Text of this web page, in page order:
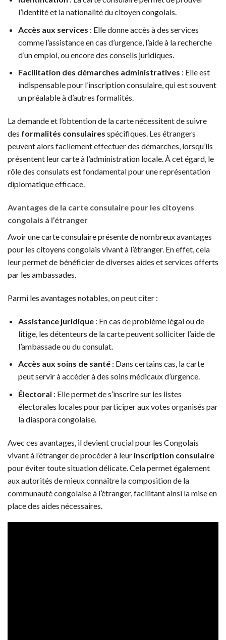
l’identité et la nationalité du citoyen congolais.
Accès aux services : Elle donne accès à des services
comme l’assistance en cas d’urgence, l’aide à la recherche
d’un emploi, ou encore des conseils juridiques.
Facilitation des démarches administratives : Elle est
indispensable pour l’inscription consulaire, qui est souvent
un préalable à d’autres formalités.
La demande et l’obtention de la carte nécessitent de suivre
des formalités consulaires spécifiques. Les étrangers
peuvent alors facilement effectuer des démarches, lorsqu’ils
présentent leur carte à l’administration locale. À cet égard, le
rôle des consulats est fondamental pour une représentation
diplomatique efficace.
Avantages de la carte consulaire pour les citoyens
congolais à l’étranger
Avoir une carte consulaire présente de nombreux avantages
pour les citoyens congolais vivant à l’étranger. En effet, cela
leur permet de bénéficier de diverses aides et services offerts
par les ambassades.
Parmi les avantages notables, on peut citer :
Assistance juridique: En cas de problème légal ou de
litige, les détenteurs de la carte peuvent solliciter l’aide de
l’ambassade ou du consulat.
Accès aux soins de santé: Dans certains cas, la carte
peut servir à accéder à des soins médicaux d’urgence.
Électoral : Elle permet de s’inscrire sur les listes
électorales locales pour participer aux votes organisés par
la diaspora congolaise.
Avec ces avantages, il devient crucial pour les Congolais
vivant à l’étranger de procéder à leur inscription consulaire
pour éviter toute situation délicate. Cela permet également
aux autorités de mieux connaître la composition de la
communauté congolaise à l’étranger, facilitant ainsi la mise en
place des aides nécessaires.